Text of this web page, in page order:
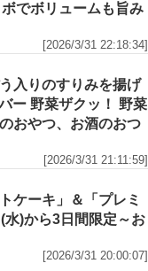
でボリュームも旨み
[2026/3/31 22:18:34]
入りのすりみを揚げ
ー 野菜ザクッ！ 野菜
おやつ、お酒のおつ
[2026/3/31 21:11:59]
ケーキ」＆「プレミ
)から3日間限定～お
[2026/3/31 20:00:07]